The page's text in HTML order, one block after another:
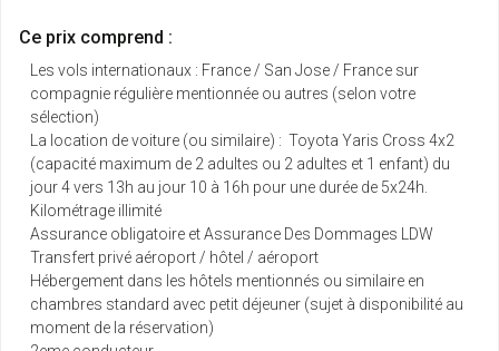
Ce prix comprend :
Les vols internationaux : France / San Jose / France sur
compagnie régulière mentionnée ou autres (selon votre
sélection)
La location de voiture (ou similaire) : Toyota Yaris Cross 4x2
(capacité maximum de 2 adultes ou 2 adultes et 1 enfant) du
jour 4 vers 13h au jour 10 à 16h pour une durée de 5x24h.
Kilométrage illimité
Assurance obligatoire et Assurance Des Dommages LDW
Transfert privé aéroport / hôtel / aéroport
Hébergement dans les hôtels mentionnés ou similaire en
chambres standard avec petit déjeuner (sujet à disponibilité au
moment de la réservation)